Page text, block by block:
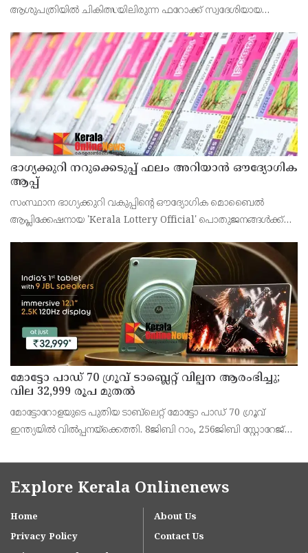
ആശുപത്രിയിൽ ചികിത്സയിലിരുന്ന ഫറോക്ക് സ്വദേശിയായ
ഭാഗ്യക്കുറി നറുക്കെടുപ്പ് ഫലം അറിയാൻ ഔദ്യോഗിക
ആപ്പ്
സംസ്ഥാന ഭാഗ്യക്കുറി വകുപ്പിന്റെ ഔദ്യോഗിക മൊബൈൽ
ആപ്ലിക്കേഷനായ 'Kerala Lottery Official' പൊതുജനങ്ങൾക്ക്
അഞ്ജു കെ എസ് അറിയിച്ചു.
മോട്ടോ പാഡ് 70 ഗ്രൂവ് ടാബ്ലെറ്റ് വില്പന ആരംഭിച്ചു;
വില 32,999 രൂപ മുതൽ
മോട്ടോറോളയുടെ പുതിയ ടാബ്‌ലെറ്റ് മോട്ടോ പാഡ് 70 ഗ്രൂവ്
ഇന്ത്യയിൽ വിൽപ്പനയ്‌ക്കെത്തി. 8ജിബി റാം, 256ജിബി സ്റ്റോറേജ്
ഉൾപ്പെടെ 32,999 രൂപയാണ് ഫലപ്രദമായ
Explore Kerala Onlinenews
Home
About Us
Privacy Policy
Contact Us